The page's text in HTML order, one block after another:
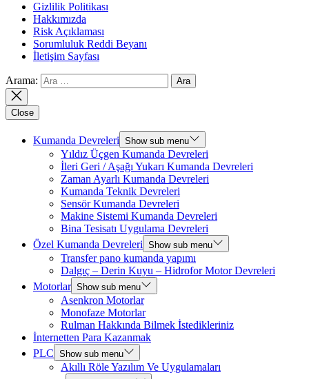
Gizlilik Politikası
Hakkımızda
Risk Açıklaması
Sorumluluk Reddi Beyanı
İletişim Sayfası
Arama:
Close
Kumanda Devreleri Show sub menu
Yıldız Üçgen Kumanda Devreleri
İleri Geri / Aşağı Yukarı Kumanda Devreleri
Zaman Ayarlı Kumanda Devreleri
Kumanda Teknik Devreleri
Sensör Kumanda Devreleri
Makine Sistemi Kumanda Devreleri
Bina Tesisatı Uygulama Devreleri
Özel Kumanda Devreleri Show sub menu
Transfer pano kumanda yapımı
Dalgıç – Derin Kuyu – Hidrofor Motor Devreleri
Motorlar Show sub menu
Asenkron Motorlar
Monofaze Motorlar
Rulman Hakkında Bilmek İstedikleriniz
İnternetten Para Kazanmak
PLC Show sub menu
Akıllı Röle Yazılım Ve Uygulamaları